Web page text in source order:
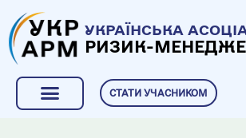
УКРАЇНСЬКА
РИЗИК-
СТАТИ УЧАСНИКОМ